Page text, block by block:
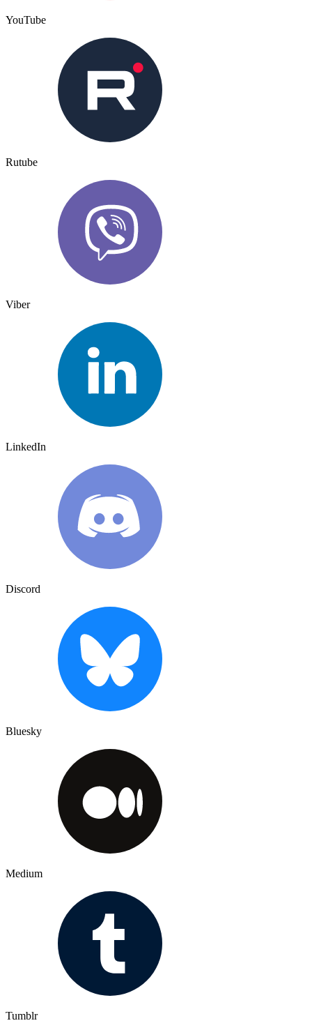
YouTube
Rutube
Viber
LinkedIn
Discord
Bluesky
Medium
Tumblr